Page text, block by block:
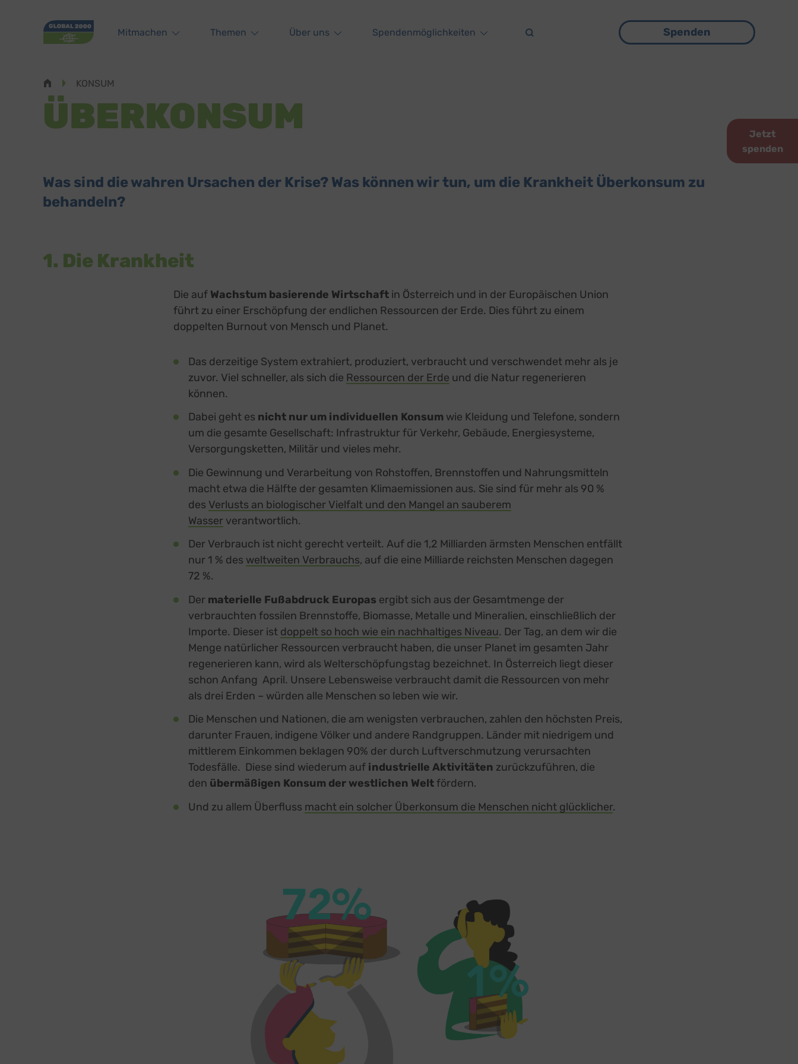
Mitmachen Themen Über uns Spendenmöglichkeiten Spenden
Jetzt
spenden
KONSUM
ÜBERKONSUM
Was sind die wahren Ursachen der Krise? Was können wir tun, um die Krankheit Überkonsum zu
behandeln?
1. Die Krankheit
Die auf Wachstum basierende Wirtschaft in Österreich und in der Europäischen Union
führt zu einer Erschöpfung der endlichen Ressourcen der Erde. Dies führt zu einem
doppelten Burnout von Mensch und Planet.
Das derzeitige System extrahiert, produziert, verbraucht und verschwendet mehr als je
zuvor. Viel schneller, als sich die Ressourcen der Erde und die Natur regenerieren
können.
Dabei geht es nicht nur um individuellen Konsum wie Kleidung und Telefone, sondern
um die gesamte Gesellschaft: Infrastruktur für Verkehr, Gebäude, Energiesysteme,
Versorgungsketten, Militär und vieles mehr.
Die Gewinnung und Verarbeitung von Rohstoffen, Brennstoffen und Nahrungsmitteln
macht etwa die Hälfte der gesamten Klimaemissionen aus. Sie sind für mehr als 90 %
des Verlusts an biologischer Vielfalt und den Mangel an sauberem
Wasser verantwortlich.
Der Verbrauch ist nicht gerecht verteilt. Auf die 1,2 Milliarden ärmsten Menschen entfällt
nur 1 % des weltweiten Verbrauchs, auf die eine Milliarde reichsten Menschen dagegen
72 %.
Der materielle Fußabdruck Europas ergibt sich aus der Gesamtmenge der
verbrauchten fossilen Brennstoffe, Biomasse, Metalle und Mineralien, einschließlich der
Importe. Dieser ist doppelt so hoch wie ein nachhaltiges Niveau. Der Tag, an dem wir die
Menge natürlicher Ressourcen verbraucht haben, die unser Planet im gesamten Jahr
regenerieren kann, wird als Welterschöpfungstag bezeichnet. In Österreich liegt dieser
schon Anfang April. Unsere Lebensweise verbraucht damit die Ressourcen von mehr
als drei Erden – würden alle Menschen so leben wie wir.
Die Menschen und Nationen, die am wenigsten verbrauchen, zahlen den höchsten Preis,
darunter Frauen, indigene Völker und andere Randgruppen. Länder mit niedrigem und
mittlerem Einkommen beklagen 90% der durch Luftverschmutzung verursachten
Todesfälle. Diese sind wiederum auf industrielle Aktivitäten zurückzuführen, die
den übermäßigen Konsum der westlichen Weltfördern.
Und zu allem Überfluss macht ein solcher Überkonsum die Menschen nicht glücklicher.